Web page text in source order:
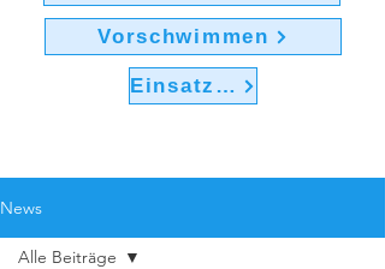
Vorschwimmen
Einsatz im Verein
News
Alle Beiträge